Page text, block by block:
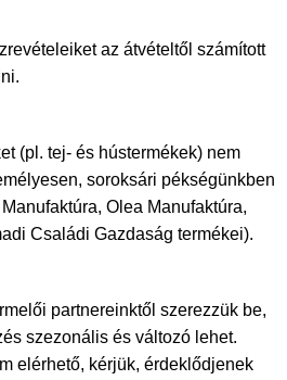
az átvételtől számított
(pl. tej- és hústermékek) nem
soroksári pékségünkben
Olea Manufaktúra,
Családi Gazdaság termékei).
partnereinktől szerezzük be,
szezonális és változó lehet.
elérhető, kérjük, érdeklődjenek